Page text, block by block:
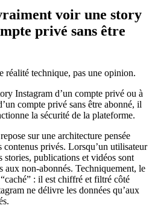
voir une story
privé sans être
réalité technique, pas une opinion.
Instagram d’un compte privé ou à
compte privé sans être abonné, il
la sécurité de la plateforme.
sur une architecture pensée
privés. Lorsqu’un utilisateur
stories, publications et vidéos sont
aux non-abonnés. Techniquement, le
: il est chiffré et filtré côté
ne délivre les données qu’aux